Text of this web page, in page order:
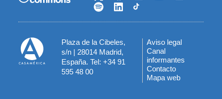
Plaza de la Cibeles,
s/n | 28014 Madrid,
España. Tel: +34 91
595 48 00
Menú
del
pie
Aviso legal
Canal
informantes
Contacto
Mapa web